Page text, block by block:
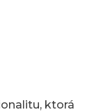
ktorá